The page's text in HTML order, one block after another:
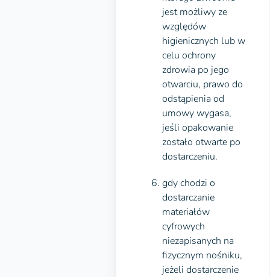
jest możliwy ze
względów
higienicznych lub w
celu ochrony
zdrowia po jego
otwarciu, prawo do
odstąpienia od
umowy wygasa,
jeśli opakowanie
zostało otwarte po
dostarczeniu.
gdy chodzi o
dostarczanie
materiałów
cyfrowych
niezapisanych na
fizycznym nośniku,
jeżeli dostarczenie